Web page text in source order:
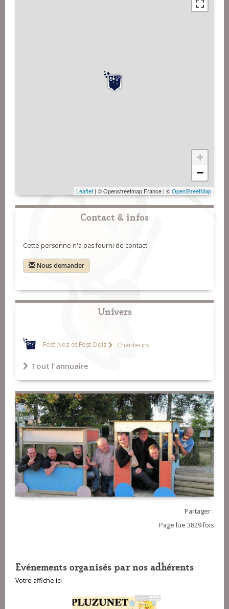
+
−
Leaflet | © Openstreetmap France | ©OpenStreetMap
Contact & infos
Cette personne n'a pas fourni de contact.
Nous demander
Univers
Fest-Noz et Fest-Deiz Chanteurs
Tout l'annuaire
Partager :
Page lue 3829 fois
Evénements organisés par nos adhérents
Votre affiche ici